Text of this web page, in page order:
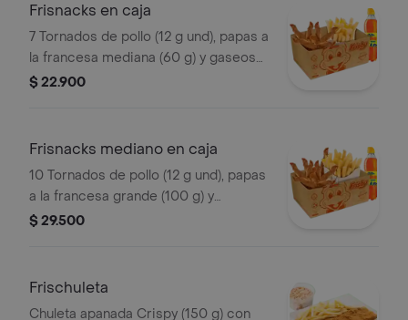
Frisnacks en caja
7 Tornados de pollo (12 g und), papas a
la francesa mediana (60 g) y gaseosa
(470 ml)
$ 22.900
Frisnacks mediano en caja
10 Tornados de pollo (12 g und), papas
a la francesa grande (100 g) y
gaseosa (470 ml)
$ 29.500
Frischuleta
Chuleta apanada Crispy (150 g) con